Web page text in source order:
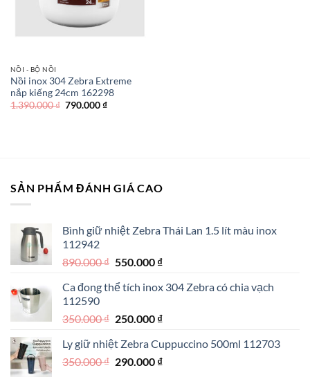
NỒI - BỘ NỒI
Nồi inox 304 Zebra Extreme
nắp kiếng 24cm 162298
1.390.000₫ Giá
790.000₫Giá
SẢN PHẨM ĐÁNH GIÁ CAO
Bình giữ nhiệt Zebra Thái Lan 1.5 lít màu inox
112942
890.000₫ Giá
là:
550.000 ₫Giá
tại
550.000 ₫.
Ca đong thể tích inox 304 Zebra có chia vạch
112590
350.000₫ Giá
là:
350.000 ₫.
250.000 ₫Giá
tại
là:
Ly giữ nhiệt Zebra Cuppuccino 500ml 112703
350.000₫ Giá
290.000 ₫Giá